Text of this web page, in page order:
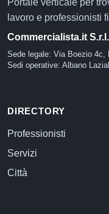
Portale verticale per
lavoro e professionisti
Commercialista.it
Sede legale: Via Boezio 4c,
Sedi operative: Albano
DIRECTORY
Professionisti
Servizi
Città